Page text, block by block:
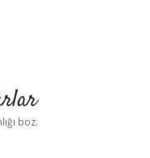
boz.